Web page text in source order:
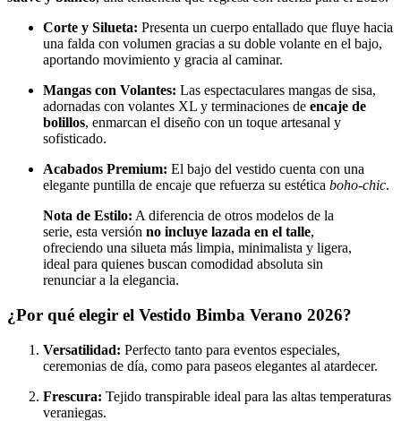
Corte y Silueta: Presenta un cuerpo entallado que fluye hacia
una falda con volumen gracias a su doble volante en el bajo,
aportando movimiento y gracia al caminar.
Mangas con Volantes: Las espectaculares mangas de sisa,
adornadas con volantes XL y terminaciones de encaje de
bolillos, enmarcan el diseño con un toque artesanal y
sofisticado.
Acabados Premium: El bajo del vestido cuenta con una
elegante puntilla de encaje que refuerza su estética boho-chic.
Nota de Estilo: A diferencia de otros modelos de la
serie, esta versión no incluye lazada en el talle,
ofreciendo una silueta más limpia, minimalista y ligera,
ideal para quienes buscan comodidad absoluta sin
renunciar a la elegancia.
¿Por qué elegir el Vestido Bimba Verano 2026?
Versatilidad: Perfecto tanto para eventos especiales,
ceremonias de día, como para paseos elegantes al atardecer.
Frescura: Tejido transpirable ideal para las altas temperaturas
veraniegas.